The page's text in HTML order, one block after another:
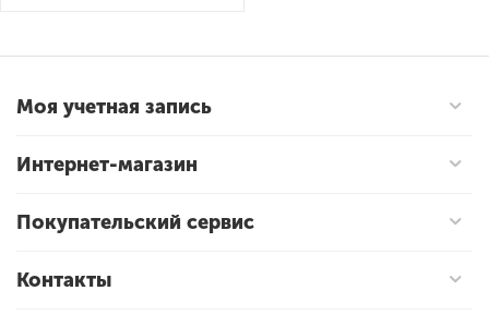
Моя учетная запись
Интернет-магазин
Покупательский сервис
Контакты